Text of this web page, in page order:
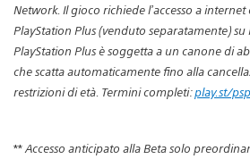
Network. Il gioco richiede l’accesso a
PlayStation Plus (venduto separatamente) su
PlayStation Plus è soggetta a un canone di
che scatta automaticamente fino alla
restrizioni di età. Termini completi:play.st/
**Accesso anticipato alla Beta solo